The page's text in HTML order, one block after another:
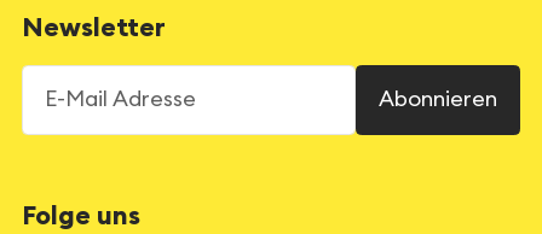
Newsletter
Abonnieren
Folge uns